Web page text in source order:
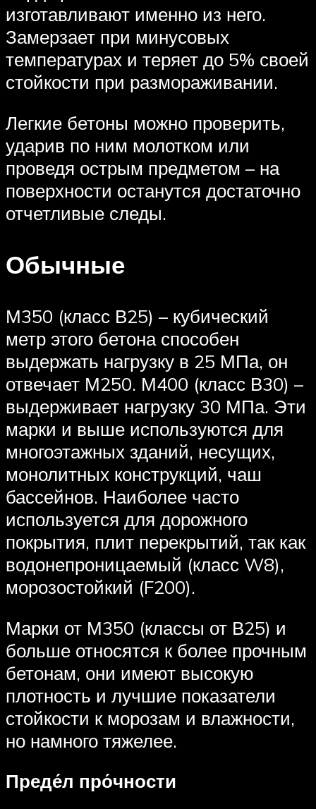
изготавливают именно из него.
Замерзает при минусовых
температурах и теряет до 5% своей
стойкости при размораживании.
Легкие бетоны можно проверить,
ударив по ним молотком или
проведя острым предметом – на
поверхности останутся достаточно
отчетливые следы.
Обычные
М350 (класс В25) – кубический
метр этого бетона способен
выдержать нагрузку в 25 МПа, он
отвечает М250. М400 (класс В30) –
выдерживает нагрузку 30 МПа. Эти
марки и выше используются для
многоэтажных зданий, несущих,
монолитных конструкций, чаш
бассейнов. Наиболее часто
используется для дорожного
покрытия, плит перекрытий, так как
водонепроницаемый (класс W8),
морозостойкий (F200).
Марки от М350 (классы от В25) и
больше относятся к более прочным
бетонам, они имеют высокую
плотность и лучшие показатели
стойкости к морозам и влажности,
но намного тяжелее.
Преде́л про́чности